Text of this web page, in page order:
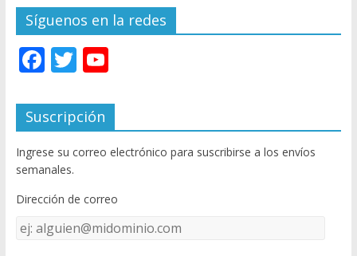
Síguenos en la redes
F
e
b
o
o
k
T
itt
er
Y
u
T
u
e
C
Suscripción
Ingrese su correo electrónico para suscribirse a los envíos
semanales.
Dirección de correo
Dirección
de